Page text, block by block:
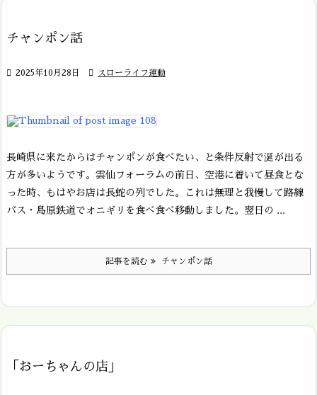
チャンポン話
 2025年10月28日  スローライフ運動
長崎県に来たからはチャンポンが食べたい、と条件反射で涎が出る
方が多いようです。雲仙フォーラムの前日、空港に着いて昼食とな
った時、もはやお店は長蛇の列でした。これは無理と我慢して路線
バス・島原鉄道でオニギリを食べ食べ移動しました。翌日の ...
記事を読む チャンポン話
「おーちゃんの店」